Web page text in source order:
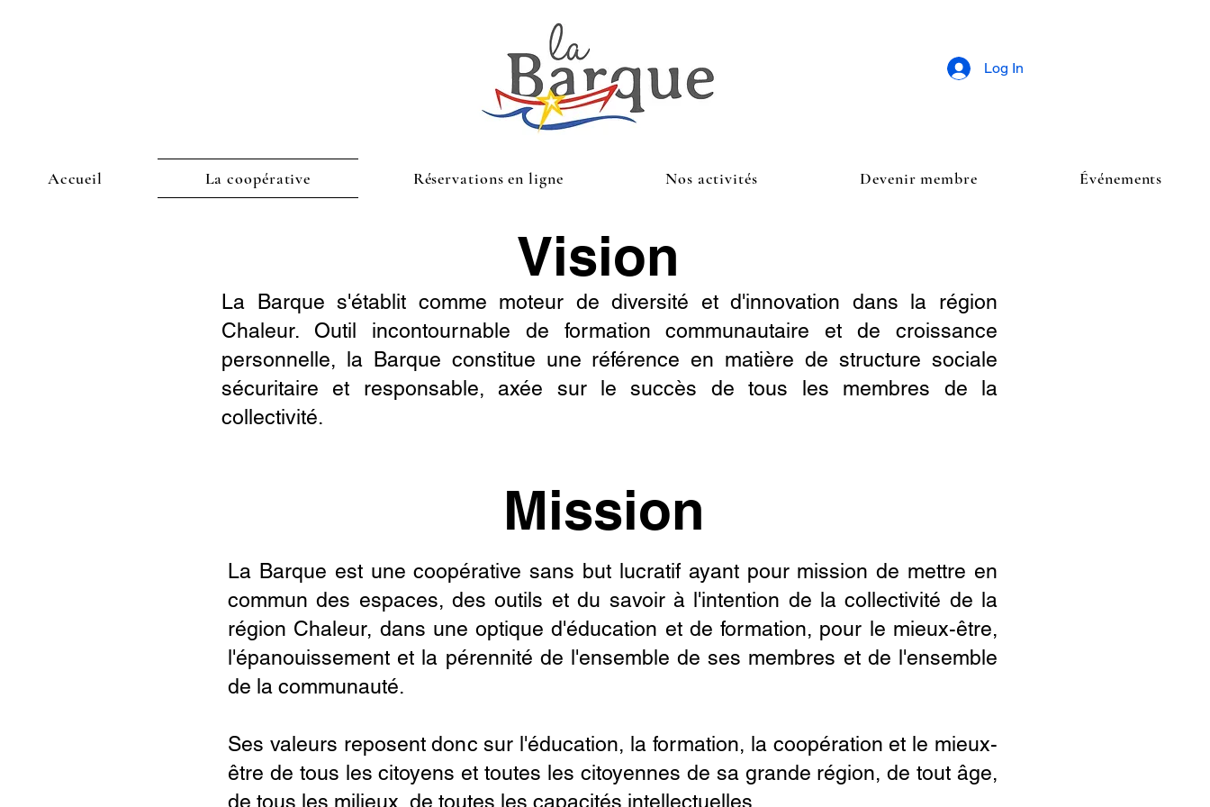
Log In
Accueil La coopérative Réservations en ligne Nos activités Devenir membre Événements
Vision
La Barque s'établit comme moteur de diversité et d'innovation dans la région
Chaleur. Outil incontournable de formation communautaire et de croissance
personnelle, la Barque constitue une référence en matière de structure sociale
sécuritaire et responsable, axée sur le succès de tous les membres de la
collectivité.
Mission
La Barque est une coopérative sans but lucratif ayant pour mission de mettre en
commun des espaces, des outils et du savoir à l'intention de la collectivité de la
région Chaleur, dans une optique d'éducation et de formation, pour le mieux-être,
l'épanouissement et la pérennité de l'ensemble de ses membres et de l'ensemble
de la communauté.
Ses valeurs reposent donc sur l'éducation, la formation, la coopération et le mieux-
être de tous les citoyens et toutes les citoyennes de sa grande région, de tout âge,
de tous les milieux, de toutes les capacités intellectuelles.